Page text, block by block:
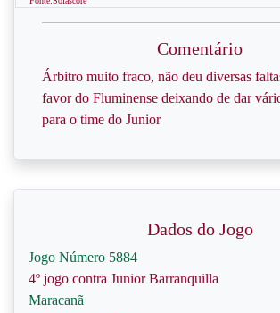
Comentário
Árbitro muito fraco, não deu diversas
favor do Fluminense deixando de dar
para o time do Junior
Dados do Jogo
Jogo Número 5884
4º jogo contra Junior Barranquilla
Maracanã